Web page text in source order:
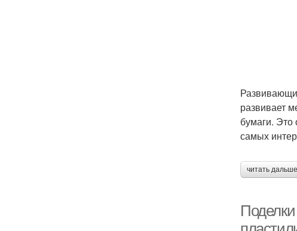
развивает
бумаги. Это
самых
читать